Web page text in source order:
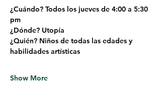
¿Cuándo? Todos los jueves de 4:00 a 5:30
pm
¿Dónde? Utopía
¿Quién? Niños de todas las edades y
habilidades artísticas
Show More